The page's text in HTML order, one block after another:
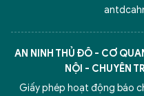
AN NINH THỦ ĐÔ - CƠ
NỘI - CHUYÊN
Giấy phép hoạt động báo